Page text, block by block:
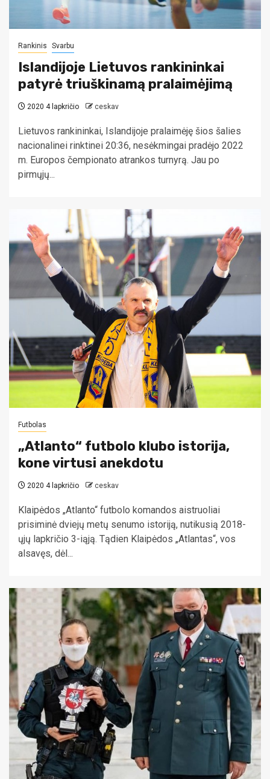
Rankinis Svarbu
Islandijoje Lietuvos rankininkai
patyrė triuškinamą pralaimėjimą
2020 4 lapkričio ceskav
Lietuvos rankininkai, Islandijoje pralaimėję šios šalies
nacionalinei rinktinei 20:36, nesėkmingai pradėjo 2022
m. Europos čempionato atrankos turnyrą. Jau po
pirmųjų...
Futbolas
„Atlanto“ futbolo klubo istorija,
kone virtusi anekdotu
2020 4 lapkričio ceskav
Klaipėdos „Atlanto“ futbolo komandos aistruoliai
prisiminė dviejų metų senumo istoriją, nutikusią 2018-
ųjų lapkričio 3-iąją. Tądien Klaipėdos „Atlantas“, vos
alsavęs, dėl...